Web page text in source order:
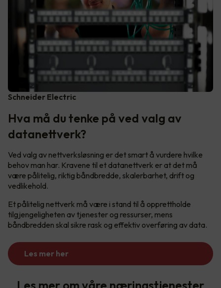
Schneider Electric
Hva må du tenke på ved valg av
datanettverk?
Ved valg av nettverksløsning er det smart å vurdere hvilke
behov man har. Kravene til et datanettverk er at det må
være pålitelig, riktig båndbredde, skalerbarhet, drift og
vedlikehold.
Et pålitelig nettverk må være i stand til å opprettholde
tilgjengeligheten av tjenester og ressurser, mens
båndbredden skal sikre rask og effektiv overføring av data.
Les mer her